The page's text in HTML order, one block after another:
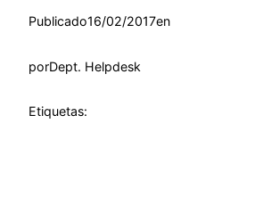
Publicado16/02/2017en
porDept. Helpdesk
Etiquetas: